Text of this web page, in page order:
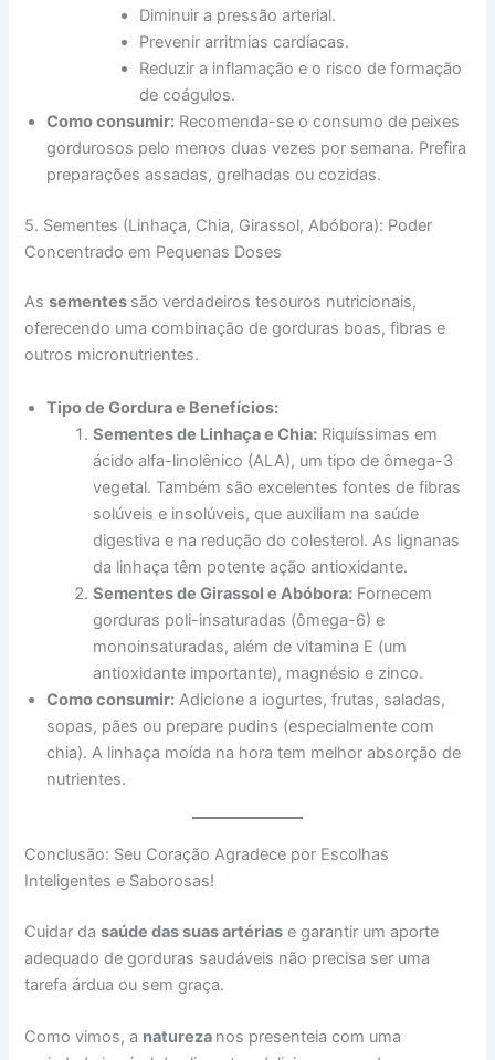
Diminuir a pressão arterial.
Prevenir arritmias cardíacas.
Reduzir a inflamação e o risco de formação
de coágulos.
Como consumir: Recomenda-se o consumo de peixes
gordurosos pelo menos duas vezes por semana. Prefira
preparações assadas, grelhadas ou cozidas.
5. Sementes (Linhaça, Chia, Girassol, Abóbora): Poder
Concentrado em Pequenas Doses
Assementes são verdadeiros tesouros nutricionais,
oferecendo uma combinação de gorduras boas, fibras e
outros micronutrientes.
Tipo de Gordura e Benefícios:
Sementes de Linhaça e Chia: Riquíssimas em
ácido alfa-linolênico (ALA), um tipo de ômega-3
vegetal. Também são excelentes fontes de fibras
solúveis e insolúveis, que auxiliam na saúde
digestiva e na redução do colesterol. As lignanas
da linhaça têm potente ação antioxidante.
Sementes de Girassol e Abóbora: Fornecem
gorduras poli-insaturadas (ômega-6) e
monoinsaturadas, além de vitamina E (um
antioxidante importante), magnésio e zinco.
Como consumir: Adicione a iogurtes, frutas, saladas,
sopas, pães ou prepare pudins (especialmente com
chia). A linhaça moída na hora tem melhor absorção de
nutrientes.
Conclusão: Seu Coração Agradece por Escolhas
Inteligentes e Saborosas!
Cuidar dasaúde das suas artérias e garantir um aporte
adequado de gorduras saudáveis não precisa ser uma
tarefa árdua ou sem graça.
Como vimos, a natureza nos presenteia com uma